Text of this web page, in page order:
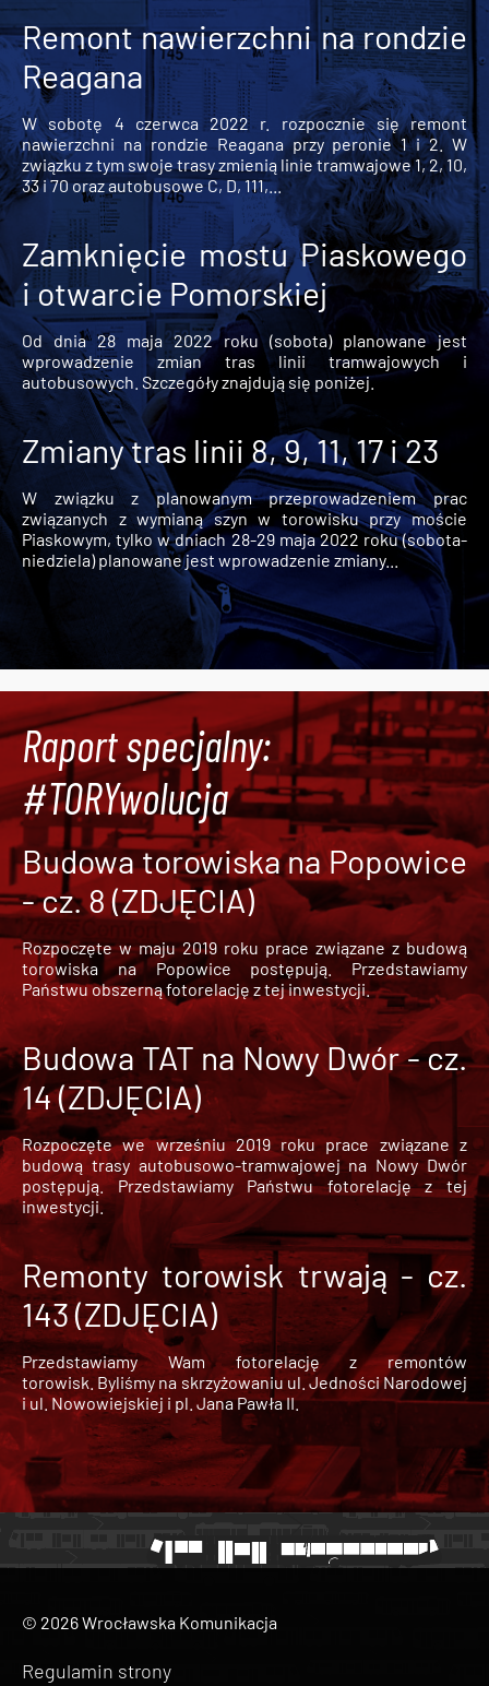
Remont nawierzchni na rondzie
Reagana
W sobotę 4 czerwca 2022 r. rozpocznie się remont
nawierzchni na rondzie Reagana przy peronie 1 i 2. W
związku z tym swoje trasy zmienią linie tramwajowe 1, 2, 10,
33 i 70 oraz autobusowe C, D, 111,...
Zamknięcie mostu Piaskowego
i otwarcie Pomorskiej
Od dnia 28 maja 2022 roku (sobota) planowane jest
wprowadzenie zmian tras linii tramwajowych i
autobusowych. Szczegóły znajdują się poniżej.
Zmiany tras linii 8, 9, 11, 17 i 23
W związku z planowanym przeprowadzeniem prac
związanych z wymianą szyn w torowisku przy moście
Piaskowym, tylko w dniach 28-29 maja 2022 roku (sobota-
niedziela) planowane jest wprowadzenie zmiany...
Raport specjalny:
#TORYwolucja
Budowa torowiska na Popowice
- cz. 8 (ZDJĘCIA)
Rozpoczęte w maju 2019 roku prace związane z budową
torowiska na Popowice
postępują. Przedstawiamy
Państwu obszerną fotorelację z tej inwestycji.
Budowa TAT na Nowy Dwór - cz.
14 (ZDJĘCIA)
Rozpoczęte we wrześniu 2019 roku prace związane z
budową trasy autobusowo-tramwajowej na Nowy Dwór
postępują. Przedstawiamy Państwu fotorelację z tej
inwestycji.
Remonty torowisk trwają - cz.
143 (ZDJĘCIA)
Przedstawiamy Wam fotorelację z remontów
torowisk. Byliśmy na skrzyżowaniu ul. Jedności Narodowej
i ul. Nowowiejskiej i pl. Jana Pawła II.
© 2026 Wrocławska Komunikacja
Regulamin strony